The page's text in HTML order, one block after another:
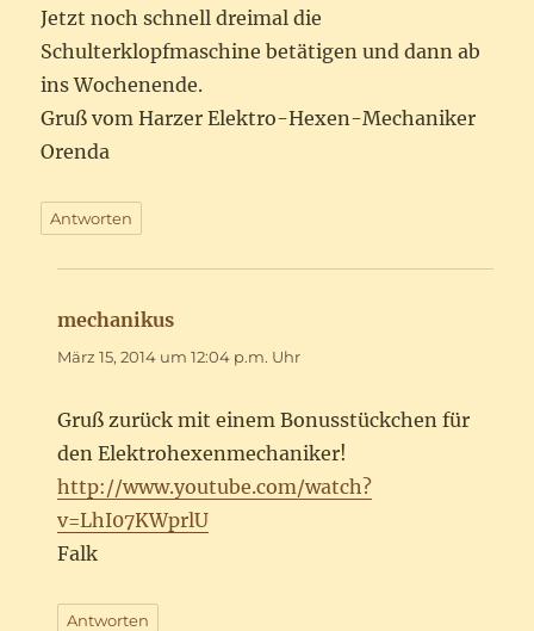
Jetzt noch schnell dreimal die
Schulterklopfmaschine betätigen und dann ab
ins Wochenende.
Gruß vom Harzer Elektro-Hexen-Mechaniker
Orenda
Antworten
mechanikus
März 15, 2014 um 12:04 p.m. Uhr
Gruß zurück mit einem Bonusstückchen für
den Elektrohexenmechaniker!
http://www.youtube.com/watch?
v=LhI07KWprlU
Falk
Antworten